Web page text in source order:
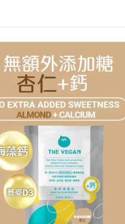
油/起司
湯品/羹
天貝/醬料/素旦
涼拌
冰淇淋
味噌/味霖
素香鬆
高湯/湯底